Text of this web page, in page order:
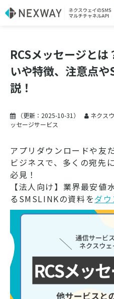
選ば
プラン
活用
パート
RCSメッセージと
いや特徴、注意点
説！
（更新： 2025-10-31 ） ネクス
ッセージサービス
アプリダウンロードや友
ビジネスで、多くの宛先
必見！
【法人向け】業界最安
るSMSLINKの資料をダ